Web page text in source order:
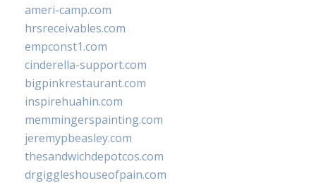
ameri-camp.com
hrsreceivables.com
empconst1.com
cinderella-support.com
bigpinkrestaurant.com
inspirehuahin.com
memmingerspainting.com
jeremypbeasley.com
thesandwichdepotcos.com
drgiggleshouseofpain.com